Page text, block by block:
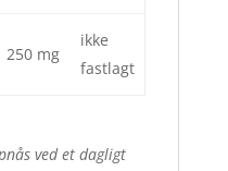
250 mg
ikke
fastlagt
ved et dagligt